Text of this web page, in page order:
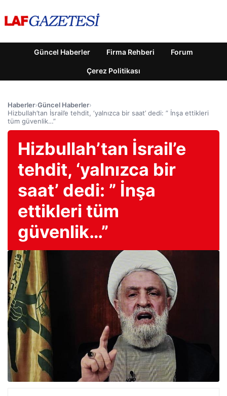
Güncel Haberler Firma Rehberi Forum
Çerez Politikası
Haberler›Güncel Haberler›
Hizbullah’tan İsrail’e tehdit, ‘yalnızca bir saat’ dedi: ” İnşa ettikleri
tüm güvenlik…”
Hizbullah’tan İsrail’e
tehdit, ‘yalnızca bir
saat’ dedi: ” İnşa
ettikleri tüm
güvenlik…”